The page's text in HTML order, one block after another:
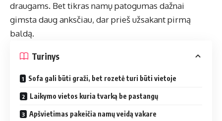
draugams. Bet tikras namų patogumas dažnai
gimsta daug anksčiau, dar prieš užsakant pirmą
baldą.
Turinys
Sofa gali būti graži, bet rozetė turi būti vietoje
Laikymo vietos kuria tvarką be pastangų
Apšvietimas pakeičia namų veidą vakare